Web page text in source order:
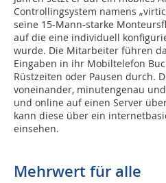
Controllingsystem namens
seine 15-Mann-starke
auf die eine individuell
wurde. Die Mitarbeiter führen
Eingaben in ihr Mobiltelefon
Rüstzeiten oder Pausen durch.
voneinander, minutengenau
und online auf einen Server
kann diese über ein
einsehen.
Mehrwert für alle